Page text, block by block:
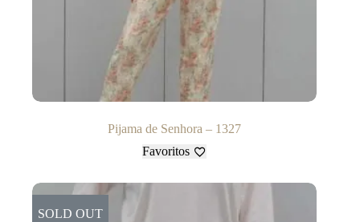
Pijama de Senhora – 1327
Favoritos
SOLD OUT